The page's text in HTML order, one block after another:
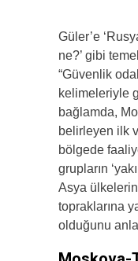
Güler’e
ne?’ gibi
“Güvenlik
kelimeleriyle
bağlamda,
belirleyen ilk
bölgede
grupların
Asya
topraklarına
olduğunu